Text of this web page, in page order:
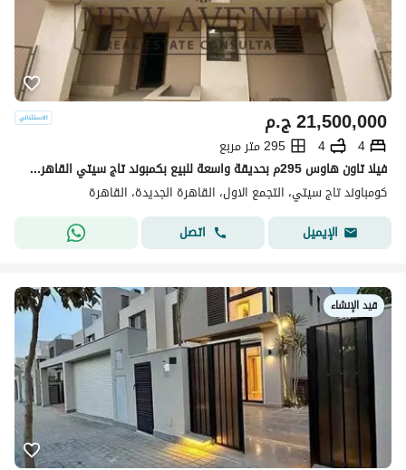
ج.م21,500,000
4
4
295 متر مربع
فيلا تاون هاوس 295م بحديقة واسعة للبيع بكمبوند تاج سيتي القاهرة الجديدة مرحلة زوون تي
كومباوند تاج سيتي، التجمع الاول، القاهرة الجديدة، القاهرة
الإيميل
اتصل
قيد الإنشاء